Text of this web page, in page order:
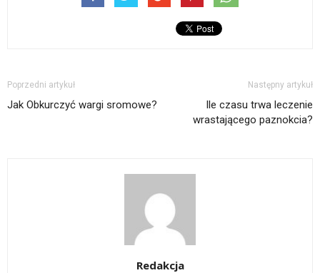
Poprzedni artykuł
Jak Obkurczyć wargi sromowe?
Następny artykuł
Ile czasu trwa leczenie
wrastającego paznokcia?
Redakcja